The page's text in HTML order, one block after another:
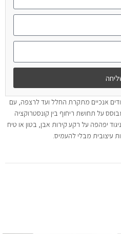
אנכיים מתקרת החלל ועד לרצפה, עם
על תחושת ריחוף בין קונסטרוקציה
יפהפה על רקע קירות אבן, בטון או טיח
עיצובית מבלי להעמיס.